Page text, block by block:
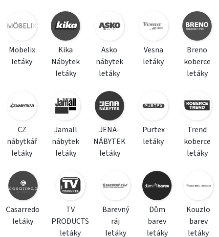
Mobelix
letáky
Kika
Nábytek
letáky
Asko
nábytek
letáky
Vesna
letáky
Breno
koberce
letáky
CZ
nábytkář
letáky
Jamall
nábytek
letáky
JENA-
NÁBYTEK
letáky
Purtex
letáky
Trend
koberce
letáky
Casarredo
letáky
TV
PRODUCTS
letáky
Barevný
ráj
letáky
Dům
barev
letáky
Kouzlo
barev
letáky